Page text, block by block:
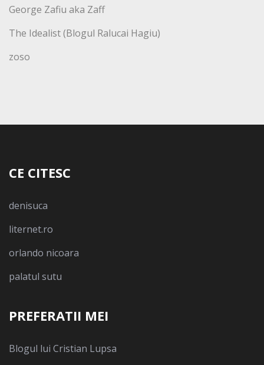
George Zafiu aka Zaff
The Idealist (Blogul Ralucai Hagiu)
zoso
CE CITESC
denisuca
liternet.ro
orlando nicoara
palatul sutu
PREFERATII MEI
Blogul lui Cristian Lupsa